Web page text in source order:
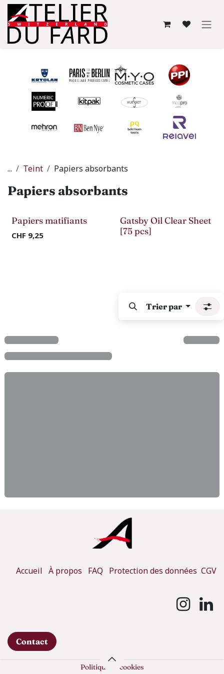
Se rendre au contenu
... Teint Papiers absorbants
Papiers absorbants
Nouveau !
Papiers matifiants
CHF 9,25
Gatsby Oil Clear Sheet
[75 pcs]
Trier par
Accueil À propos FAQ Protection des données CGV
Contact
Politique de cookies